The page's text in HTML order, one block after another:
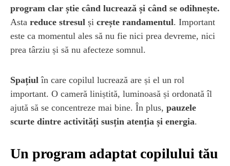
program clar știe când lucrează și când se odihnește.
Asta reduce stresul și crește randamentul. Important
este ca momentul ales să nu fie nici prea devreme, nici
prea târziu și să nu afecteze somnul.
Spațiulîn care copilul lucrează are și el un rol
important. O cameră liniștită, luminoasă și ordonată îl
ajută să se concentreze mai bine. În plus, pauzele
scurte dintre activități susțin atenția și energia.
Un program adaptat copilului tău